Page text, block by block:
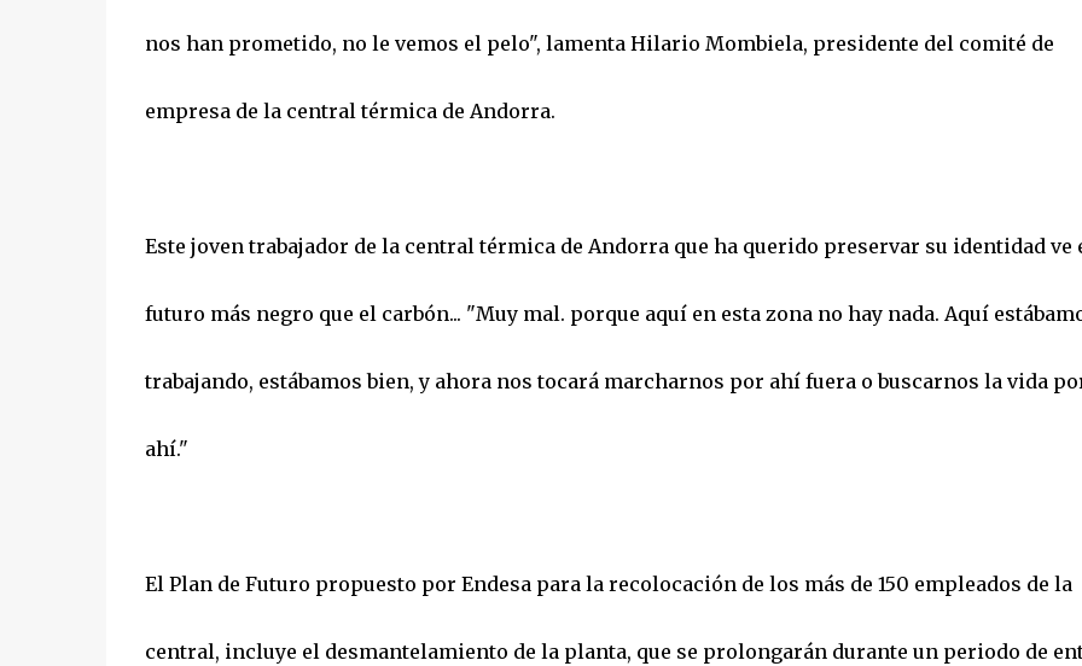
nos han prometido, no le vemos el pelo", lamenta Hilario Mombiela, presidente del comité de
empresa de la central térmica de Andorra.
Este joven trabajador de la central térmica de Andorra que ha querido preservar su identidad ve
futuro más negro que el carbón... "Muy mal. porque aquí en esta zona no hay nada. Aquí
trabajando, estábamos bien, y ahora nos tocará marcharnos por ahí fuera o buscarnos la vida
ahí."
El Plan de Futuro propuesto por Endesa para la recolocación de los más de 150 empleados de la
central, incluye el desmantelamiento de la planta, que se prolongarán durante un periodo de